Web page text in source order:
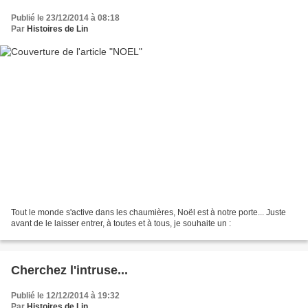
Publié le 23/12/2014 à 08:18
Par Histoires de Lin
Tout le monde s'active dans les chaumières, Noël est à notre porte... Juste
avant de le laisser entrer, à toutes et à tous, je souhaite un :
Cherchez l'intruse...
Publié le 12/12/2014 à 19:32